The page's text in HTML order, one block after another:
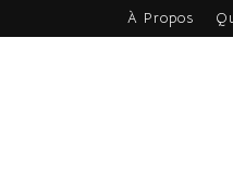
À Propos